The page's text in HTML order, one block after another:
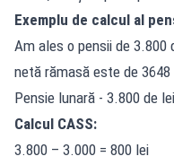
Exemplu de calcul al
Am ales o pensii de
netă rămasă este de 3648
Pensie lunară - 3.800 de lei
Calcul CASS:
3.800 – 3.000 = 800 lei